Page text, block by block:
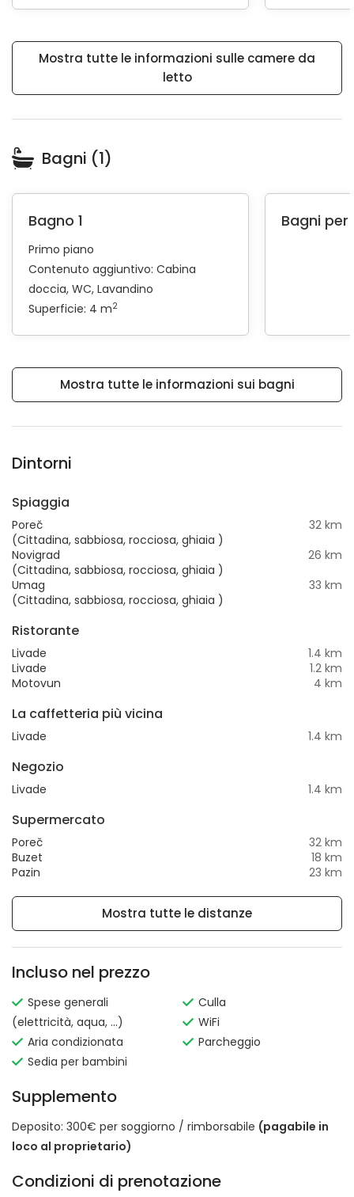
Mostra tutte le informazioni sulle camere da
letto
Bagni (1)
Bagno 1
Primo piano
Contenuto aggiuntivo: Cabina
doccia WC Lavandino
Superficie: 4 m2
Bagni
Mostra tutte le informazioni sui bagni
Dintorni
Spiaggia
Poreč
(Cittadina, sabbiosa, rocciosa, ghiaia )
32 km
Novigrad
(Cittadina, sabbiosa, rocciosa, ghiaia )
26 km
Umag
(Cittadina, sabbiosa, rocciosa, ghiaia )
33 km
Ristorante
Livade
1.4 km
Livade
1.2 km
Motovun
4 km
La caffetteria più vicina
Livade 1.4 km
Negozio
Livade 1.4 km
Supermercato
Poreč
32 km
Buzet
18 km
Pazin
23 km
Mostra tutte le distanze
Incluso nel prezzo
Spese generali
(elettricità, aqua, ...)
Aria condizionata
Sedia per bambini
Culla
WiFi
Parcheggio
Supplemento
Deposito: 300€ per soggiorno / rimborsabile (pagabile in
loco al proprietario)
Condizioni di prenotazione